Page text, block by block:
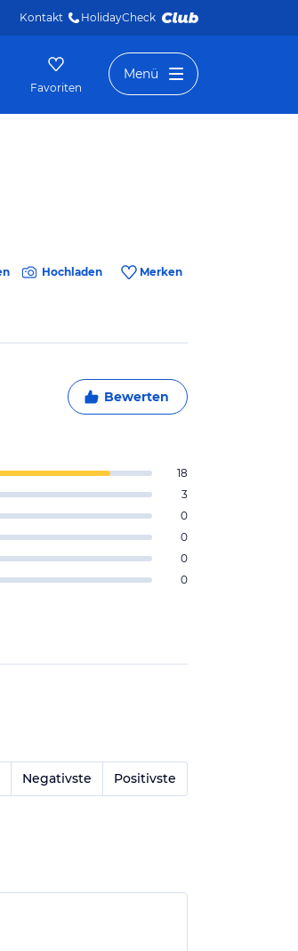
Kontakt HolidayCheck
Favoriten
Menü
Hochladen Merken
Bewerten
18
3
0
0
0
0
Negativste Positivste